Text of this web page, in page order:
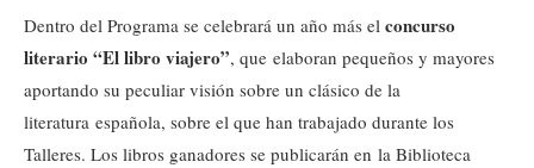
Dentro del Programa se celebrará un año más el concurso
literario “El libro viajero”, que elaboran pequeños y mayores
aportando su peculiar visión sobre un clásico de la
literatura española, sobre el que han trabajado durante los
Talleres. Los libros ganadores se publicarán en la Biblioteca